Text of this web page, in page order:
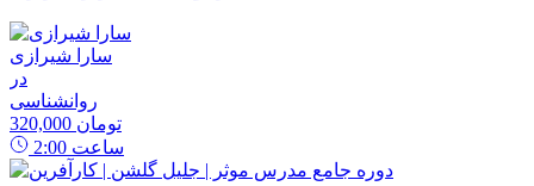
سارا شیرازی
در
روانشناسی
320,000 تومان
2:00 ساعت